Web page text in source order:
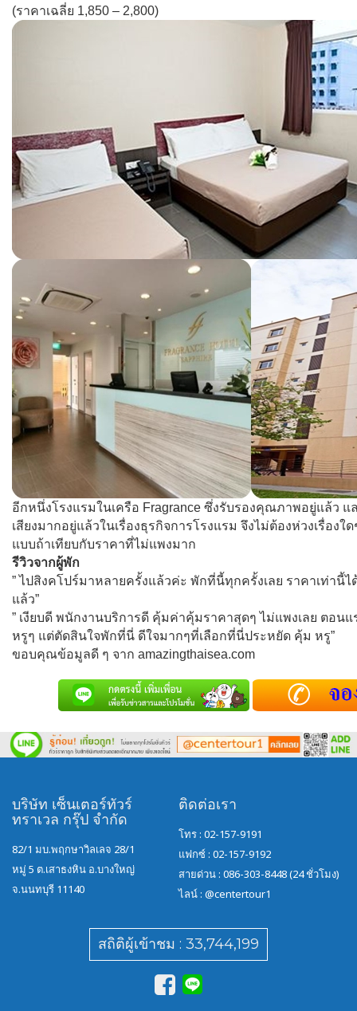
(ราคาเฉลี่ย 1,850 – 2,800)
อีกหนึ่งโรงแรมในเครือ Fragrance ซึ่งรับรองคุณภาพอยู่แล้ว แ
เสียงมากอยู่แล้วในเรื่องธุรกิจการโรงแรม จึงไม่ต้องห่วงเรื่อง
แบบถ้าเทียบกับราคาที่ไม่แพงมาก
รีวิวจากผู้พัก
” ไปสิงคโปร์มาหลายครั้งแล้วค่ะ พักที่นี้ทุกครั้งเลย ราคาเท่านี้
แล้ว”
” เงียบดี พนักงานบริการดี คุ้มค่าคุ้มราคาสุดๆ ไม่แพงเลย ตอน
หรูๆ แต่ตัดสินใจพักที่นี่ ดีใจมากๆที่เลือกที่นี่ประหยัด คุ้ม หรู”
ขอบคุณข้อมูลดี ๆ จาก amazingthaisea.com
บริษัท เซ็นเตอร์ทัวร์
ทราเวล กรุ๊ป จำกัด
82/1 มบ.พฤกษาวิลเลจ 28/1
หมู่ 5 ต.เสาธงหิน อ.บางใหญ่
จ.นนทบุรี 11140
ติดต่อเรา
โทร : 02-157-9191
แฟกซ์ : 02-157-9192
สายด่วน : 086-303-8448 (24 ชั่วโมง)
ไลน์ : @centertour1
สถิติผู้เข้าชม : 33,744,199